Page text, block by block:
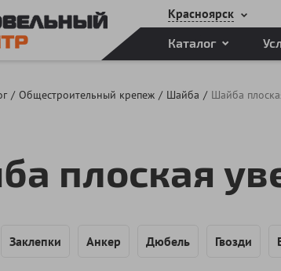
Красноярск
Каталог
Общестроительный крепеж Шайба Шайба
плоская
Заклепки Анкер Дюбель Гвозди